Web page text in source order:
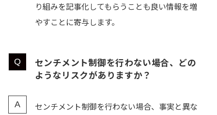
り組みを記事化してもらうことも良い情報を増
やすことに寄与します。
センチメント制御を行わない場合、どの
ようなリスクがありますか？
センチメント制御を行わない場合、事実と異な